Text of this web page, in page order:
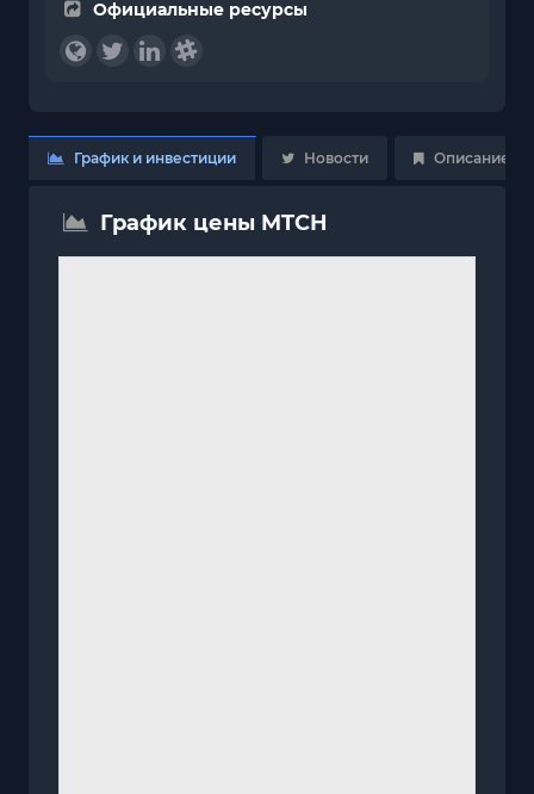
Официальные ресурсы
График и инвестиции Новости Описание
График цены MTCH